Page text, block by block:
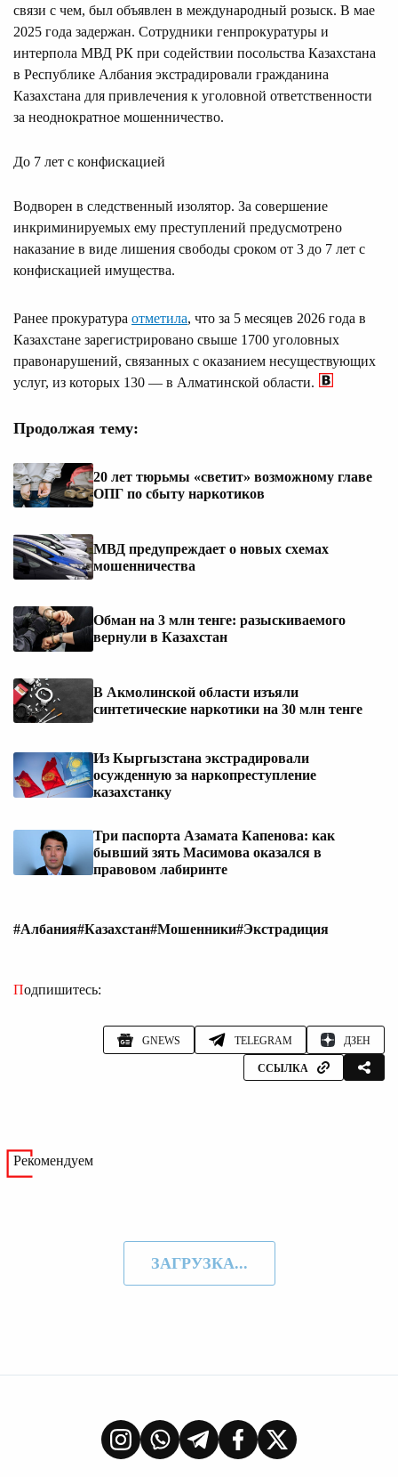
связи с чем, был объявлен в международный розыск. В мае
2025 года задержан. Сотрудники генпрокуратуры и
интерпола МВД РК при содействии посольства Казахстана
в Республике Албания экстрадировали гражданина
Казахстана для привлечения к уголовной ответственности
за неоднократное мошенничество.
До 7 лет с конфискацией
Водворен в следственный изолятор. За совершение
инкриминируемых ему преступлений предусмотрено
наказание в виде лишения свободы сроком от 3 до 7 лет с
конфискацией имущества.
Ранее прокуратура отметила, что за 5 месяцев 2026 года в
Казахстане зарегистрировано свыше 1700 уголовных
правонарушений, связанных с оказанием несуществующих
услуг, из которых 130 — в Алматинской области.
Продолжая тему:
20 лет тюрьмы «светит» возможному главе
ОПГ по сбыту наркотиков
МВД предупреждает о новых схемах
мошенничества
Обман на 3 млн тенге: разыскиваемого
вернули в Казахстан
В Акмолинской области изъяли
синтетические наркотики на 30 млн тенге
Из Кыргызстана экстрадировали
осужденную за наркопреступление
казахстанку
Три паспорта Азамата Капенова: как
бывший зять Масимова оказался в
правовом лабиринте
#Албания#Казахстан#Мошенники#Экстрадиция
Подпишитесь:
GNEWS TELEGRAM ДЗЕН
ССЫЛКА
Рекомендуем
ЗАГРУЗКА...